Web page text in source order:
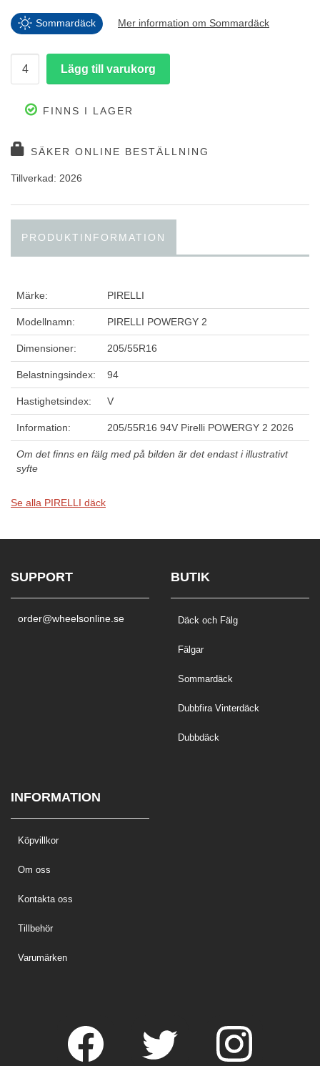
Sommardäck Mer information om Sommardäck
FINNS I LAGER
SÄKER ONLINE BESTÄLLNING
Tillverkad: 2026
PRODUKTINFORMATION
Märke: PIRELLI
Modellnamn: PIRELLI POWERGY 2
Dimensioner: 205/55R16
Belastningsindex: 94
Hastighetsindex: V
Information: 205/55R16 94V Pirelli POWERGY 2 2026
Om det finns en fälg med på bilden är det endast i illustrativt
syfte
Se alla PIRELLI däck
SUPPORT
order@wheelsonline.se
BUTIK
Däck och Fälg
Fälgar
Sommardäck
Dubbfira Vinterdäck
Dubbdäck
INFORMATION
Köpvillkor
Om oss
Kontakta oss
Tillbehör
Varumärken